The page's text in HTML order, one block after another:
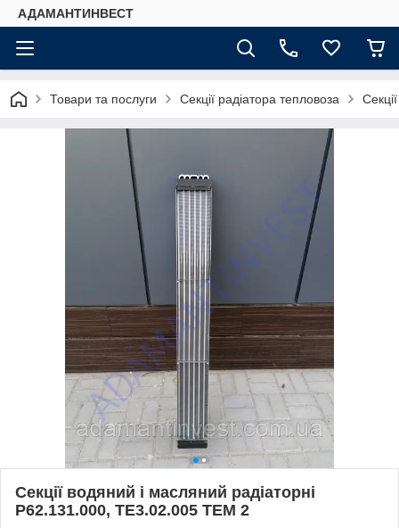
АДАМАНТИНВЕСТ
Товари та послуги Секції радіатора тепловоза
Секції водяний і масляний радіаторні
Р62.131.000, ТЕ3.02.005 ТЕМ 2